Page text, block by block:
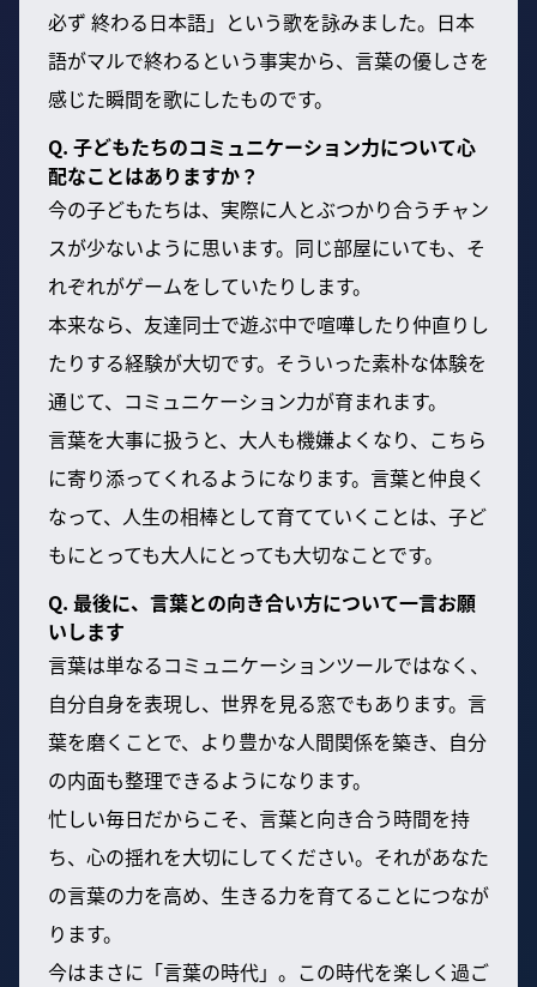
必ず 終わる日本語」という歌を詠みました。日本
語がマルで終わるという事実から、言葉の優しさを
感じた瞬間を歌にしたものです。
Q. 子どもたちのコミュニケーション力について心
配なことはありますか？
今の子どもたちは、実際に人とぶつかり合うチャン
スが少ないように思います。同じ部屋にいても、そ
れぞれがゲームをしていたりします。
本来なら、友達同士で遊ぶ中で喧嘩したり仲直りし
たりする経験が大切です。そういった素朴な体験を
通じて、コミュニケーション力が育まれます。
言葉を大事に扱うと、大人も機嫌よくなり、こちら
に寄り添ってくれるようになります。言葉と仲良く
なって、人生の相棒として育てていくことは、子ど
もにとっても大人にとっても大切なことです。
Q. 最後に、言葉との向き合い方について一言お願
いします
言葉は単なるコミュニケーションツールではなく、
自分自身を表現し、世界を見る窓でもあります。言
葉を磨くことで、より豊かな人間関係を築き、自分
の内面も整理できるようになります。
忙しい毎日だからこそ、言葉と向き合う時間を持
ち、心の揺れを大切にしてください。それがあなた
の言葉の力を高め、生きる力を育てることにつなが
ります。
今はまさに「言葉の時代」。この時代を楽しく過ご